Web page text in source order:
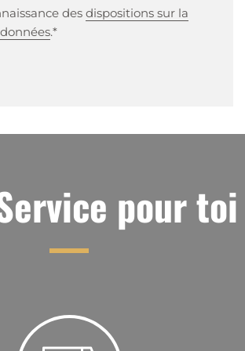
des dispositions sur la
.*
pour toi